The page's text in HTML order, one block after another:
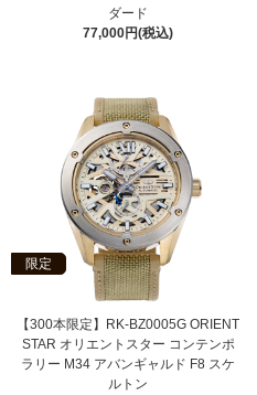
ダード
77,000円(税込)
限定
【300本限定】RK-BZ0005G ORIENT
STAR オリエントスター コンテンポ
ラリー M34 アバンギャルド F8 スケ
ルトン